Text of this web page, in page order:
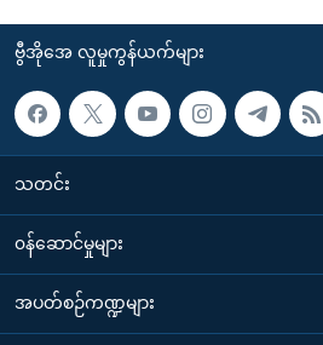
ဗွီအိုအေ လူမှုကွန်ယက်များ
သတင်း
၀န်ဆောင်မှုများ
အပတ်စဉ်ကဏ္ဍများ